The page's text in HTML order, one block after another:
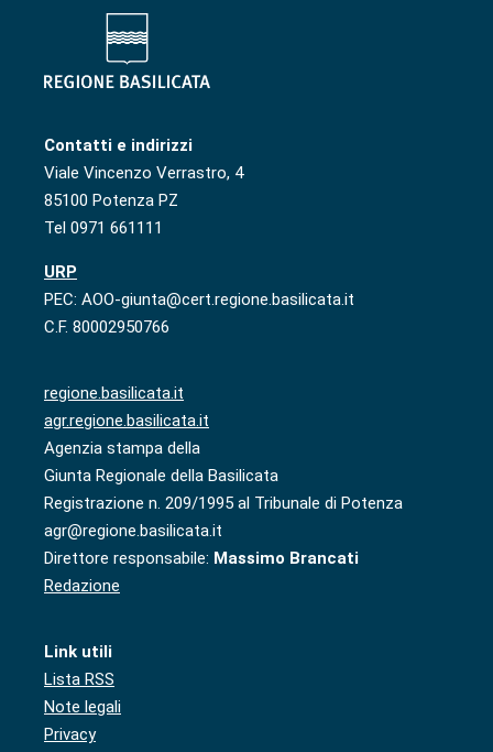
Contatti e indirizzi
Viale Vincenzo Verrastro, 4
85100 Potenza PZ
Tel 0971 661111
URP
PEC: AOO-giunta@cert.regione.basilicata.it
C.F. 80002950766
regione.basilicata.it
agr.regione.basilicata.it
Agenzia stampa della
Giunta Regionale della Basilicata
Registrazione n. 209/1995 al Tribunale di Potenza
agr@regione.basilicata.it
Direttore responsabile: Massimo Brancati
Redazione
Link utili
Lista RSS
Note legali
Privacy